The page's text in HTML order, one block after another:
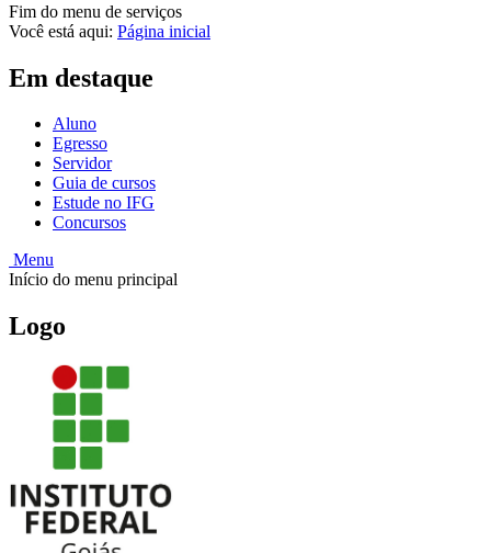
Fim do menu de serviços
Você está aqui: Página inicial
Em destaque
Aluno
Egresso
Servidor
Guia de cursos
Estude no IFG
Concursos
Menu
Início do menu principal
Logo